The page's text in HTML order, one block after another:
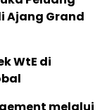
Ajang Grand
WtE di